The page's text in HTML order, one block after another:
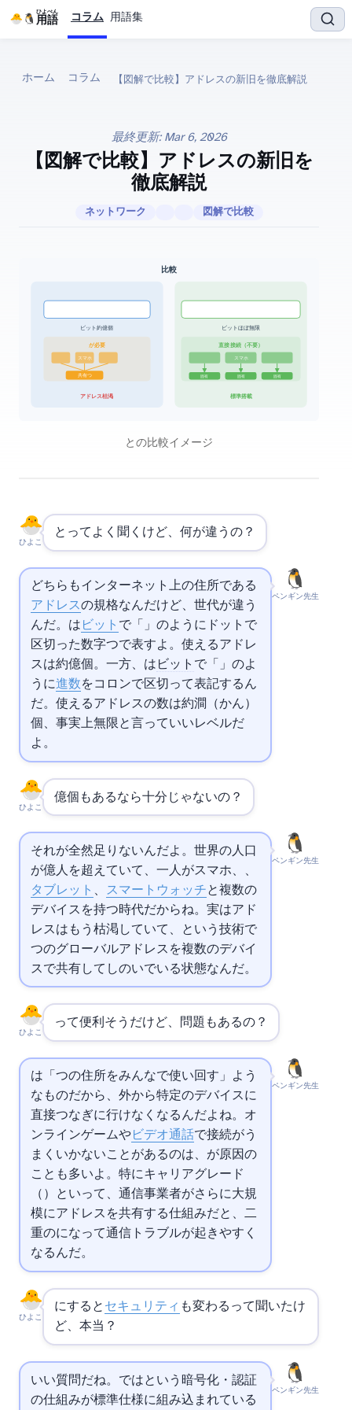
IT用語
ひよぺん コラム 用語集
ホーム コラム 【図解で比較】IPv4 vs IPv6 — IPアドレスの新旧を徹底解説
最終更新: Mar 6, 2026
【図解で比較】IPv4 vs IPv6 — IPアドレスの新旧を
徹底解説
ネットワーク 図解で比較
IPv4 vs IPv6 比較
32ビット / 約43億個
NAT が必要
スマホ
共有IP 1つ
アドレス枯渇
128ビット / ほぼ無限
直接接続（NAT不要）
スマホ
固有IP 固有IP 固有IP
IPsec標準搭載
IPv4とIPv6の比較イメージ
ひよこ
と ってよく聞くけど、何が違うの？
ペンギン先生
どちらもインターネット上の住所である
アドレスの規格なんだけど、世代が違う
んだ。 は32 ビット で「192.168.1.1」のようにドットで
区切った数字4つで表すよ。使えるアドレ
スは約43億個。一方、 は128 ビット で「2001:0db8:85a3::8a2e:0370:7334」のよ
うに16進数をコロンで区切って表記するん
だ。使えるアドレスの数は約340澗（かん）
個、事実上無限と言っていいレベルだ
よ。
ひよこ
43億個もあるなら十分じゃないの？
ペンギン先生
それが全然足りないんだよ。世界の人口
が80億人を超えていて、一人がスマホ、PC、
タブレット 、 スマートウォッチと複数の
デバイスを持つ時代だからね。実はアド
レスはもう枯渇していて、
という技術で1
つのグローバルアドレスを複数のデバイ
スで共有してしのいでいる状態なんだ。
ひよこ
って便利そうだけど、問題もあるの？
ペンギン先生
は「1つの住所をみんなで使い回す」よう
なものだから、外から特定のデバイスに
直接つなぎに行けなくなるんだよね。オ
ンラインゲームや ビデオ通話で接続がう
まくいかないことがあるのは、 が原因の
ことも多いよ。特にキャリアグレード
（CGN）といって、通信事業者がさらに大規
模にアドレスを共有する仕組みだと、二
重のになって通信トラブルが起きやすく
なるんだ。
ひよこ
にすると セキュリティ も変わるって聞いたけ
ど、本当？
ペンギン先生
いい質問だね。 ではという暗号化・認証
の仕組みが標準仕様に組み込まれている